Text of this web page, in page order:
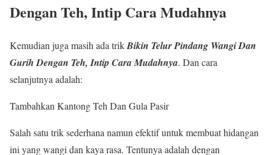
Dengan Teh, Intip Cara Mudahnya
Kemudian juga masih ada trikBikin Telur Pindang Wangi Dan
Gurih Dengan Teh, Intip Cara Mudahnya. Dan cara
selanjutnya adalah:
Tambahkan Kantong Teh Dan Gula Pasir
Salah satu trik sederhana namun efektif untuk membuat hidangan
ini yang wangi dan kaya rasa. Tentunya adalah dengan